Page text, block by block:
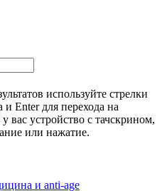
используйте стрелки
Enter для перехода на
вас устройство с тачскрином,
или нажатие.
и anti-age